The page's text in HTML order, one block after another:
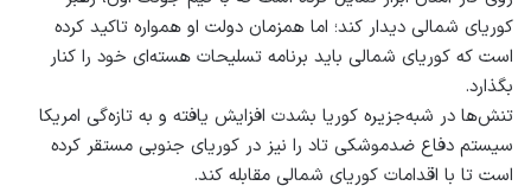
کوریای شمالی دیدار کند؛ اما همزمان دولت او همواره تاکید کرده
است که کوریای شمالی باید برنامه تسلیحات هسته‌ای خود را کنار
بگذارد.
تنش‌ها در شبه‌جزیره کوریا بشدت افزایش یافته و به تازه‌گی امریکا
سیستم دفاع ضدموشکی تاد را نیز در کوریای جنوبی مستقر کرده
است تا با اقدامات کوریای شمالی مقابله کند.